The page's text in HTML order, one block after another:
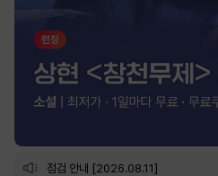
점검 안내 [2026.08.11]